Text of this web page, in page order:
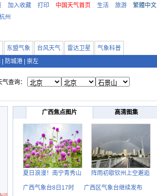
加入收藏 打印 中国天气首页 生活 旅游
繁體中文
州
东盟气象 台风天气 雷达卫星
气象科普
防城港 崇左
查询：
广西焦点图片 高清图集
夏日浪漫！南宁青秀山 阵雨初歇钦州上空邂逅
广西气象台8日17时
广西区气象台继续发布